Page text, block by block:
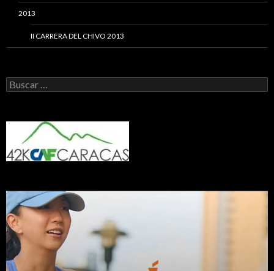
2013
II CARRERA DEL CHIVO 2013
Buscar: